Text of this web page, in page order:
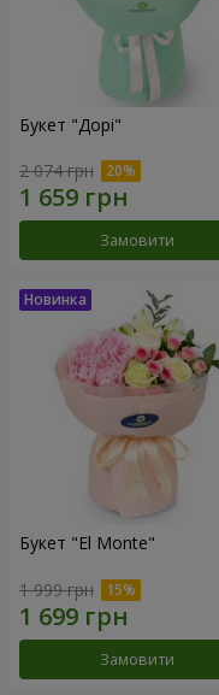
Букет "Дорі"
2 074 грн
Замовити
Букет "El Monte"
1 999 грн
Замовити